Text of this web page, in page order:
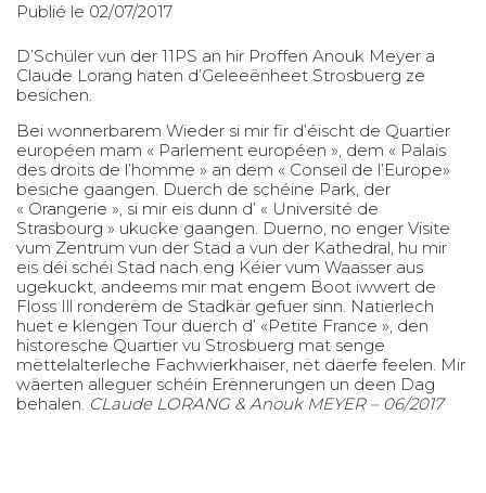
Publié le 02/07/2017
D’Schüler vun der 11PS an hir Proffen Anouk Meyer a
Claude Lorang haten d’Geleeënheet Strosbuerg ze
besichen.
Bei wonnerbarem Wieder si mir fir d’éischt de Quartier
européen mam « Parlement européen », dem « Palais
des droits de l’homme » an dem « Conseil de l’Europe»
besiche gaangen. Duerch de schéine Park, der
« Orangerie », si mir eis dunn d’ « Université de
Strasbourg » ukucke gaangen. Duerno, no enger Visite
vum Zentrum vun der Stad a vun der Kathedral, hu mir
eis déi schéi Stad nach eng Kéier vum Waasser aus
ugekuckt, andeems mir mat engem Boot iwwert de
Floss Ill ronderëm de Stadkär gefuer sinn. Natierlech
huet e klengen Tour duerch d’ «Petite France », den
historesche Quartier vu Strosbuerg mat senge
mëttelalterleche Fachwierkhaiser, nët däerfe feelen. Mir
wäerten alleguer schéin Erënnerungen un deen Dag
behalen. CLaude LORANG & Anouk MEYER – 06/2017